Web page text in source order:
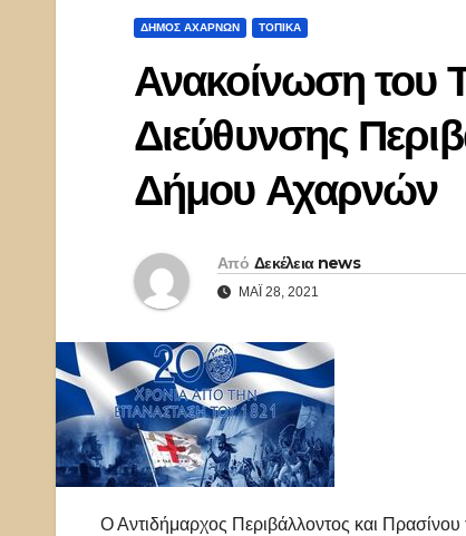
ΔΉΜΟΣ ΑΧΑΡΝΏΝ ΤΟΠΙΚΑ
Ανακοίνωση του
Διεύθυνσης
Δήμου Αχαρνών
Από Δεκέλεια news
ΜΆΙ 28, 2021
Ο Αντιδήμαρχος Περιβάλλοντος και